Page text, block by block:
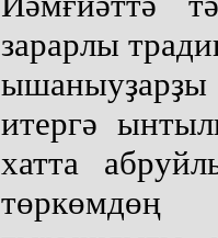
зарарлы
итергә
хатта